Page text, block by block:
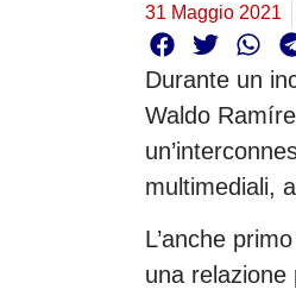
31 Maggio 2021
Durante un
Waldo
multimediali,
L’anche
una